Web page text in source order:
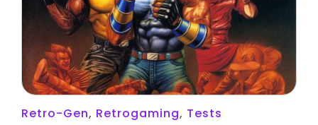
Retro-Gen, Retrogaming, Tests